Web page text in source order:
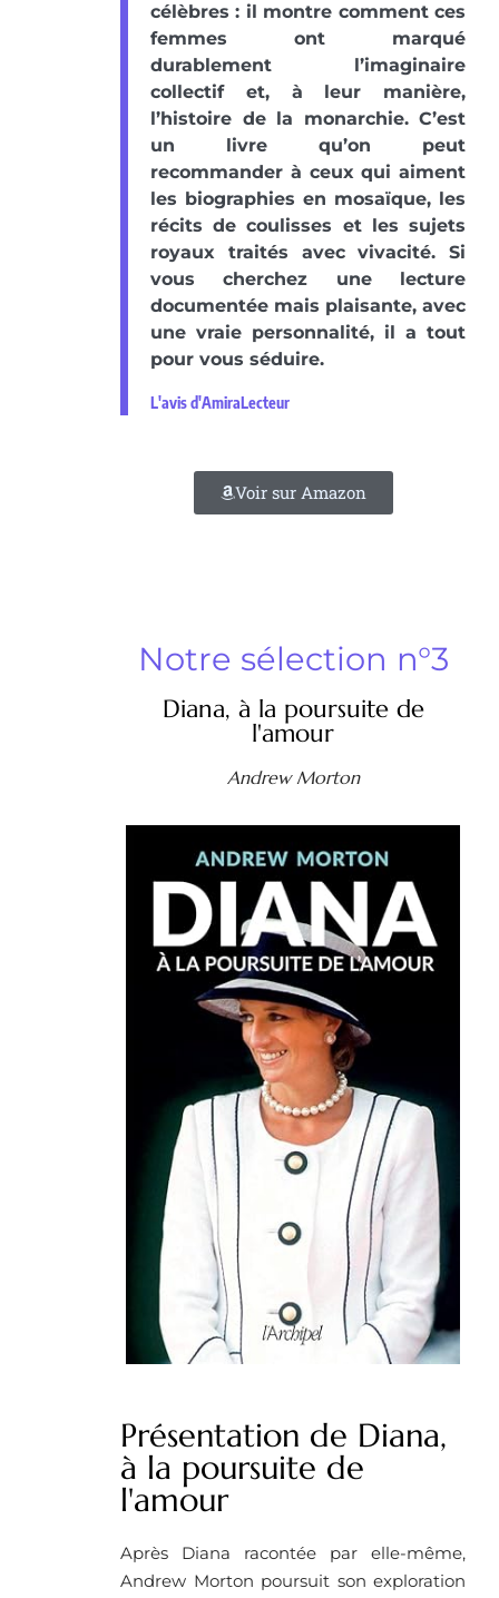
célèbres : il montre comment ces
femmes ont marqué
durablement l’imaginaire
collectif et, à leur manière,
l’histoire de la monarchie. C’est
un livre qu’on peut
recommander à ceux qui aiment
les biographies en mosaïque, les
récits de coulisses et les sujets
royaux traités avec vivacité. Si
vous cherchez une lecture
documentée mais plaisante, avec
une vraie personnalité, il a tout
pour vous séduire.
L'avis d'AmiraLecteur
Voir sur Amazon
Notre sélection n°3
Diana, à la poursuite de
l'amour
Andrew Morton
Présentation de Diana,
à la poursuite de
l'amour
Après Diana racontée par elle-même,
Andrew Morton poursuit son exploration